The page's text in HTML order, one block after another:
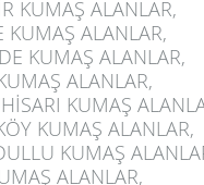
KUMAŞ ALANLAR,
KUMAŞ ALANLAR,
KUMAŞ ALANLAR,
ALANLAR,
KUMAŞ
KUMAŞ ALANLAR,
KUMAŞ
ALANLAR,